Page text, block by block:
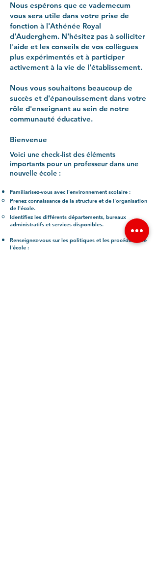
Nous espérons que ce vademecum
vous sera utile dans votre prise de
fonction à l'Athénée Royal
d'Auderghem. N'hésitez pas à solliciter
l'aide et les conseils de vos collègues
plus expérimentés et à participer
activement à la vie de l'établissement.
Nous vous souhaitons beaucoup de
succès et d'épanouissement dans votre
rôle d'enseignant au sein de notre
communauté éducative.
Bienvenue
Voici une check-list des éléments
importants pour un professeur dans une
nouvelle école :
Familiarisez-vous avec l'environnement scolaire :
Prenez connaissance de la structure et de l'organisation
de l'école.
Identifiez les différents départements, bureaux
administratifs et services disponibles.
Renseignez-vous sur les politiques et les procédures de
l'école :